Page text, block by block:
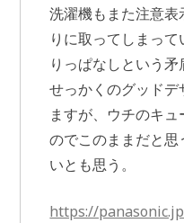
洗濯機もまた注意
りに取ってしまっ
りっぱなしという矛
せっかくのグッド
ますが、ウチのキ
のでこのままだと
いとも思う。
https://